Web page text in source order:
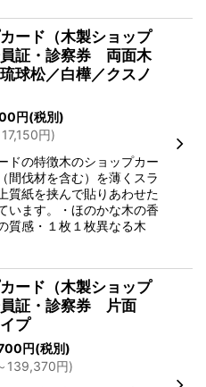
ード（木製ショップ
員証・診察券 両面木
球松／白樺／クスノ
円(税別)
17,150円)
ドの特徴木のショップカー
間伐材を含む）を薄くスラ
質紙を挟んで貼りあわせた
います。・ほのかな木の香
質感・１枚１枚異なる木
ード（木製ショップ
員証・診察券 片面
プ
円(税別)
139,370円)